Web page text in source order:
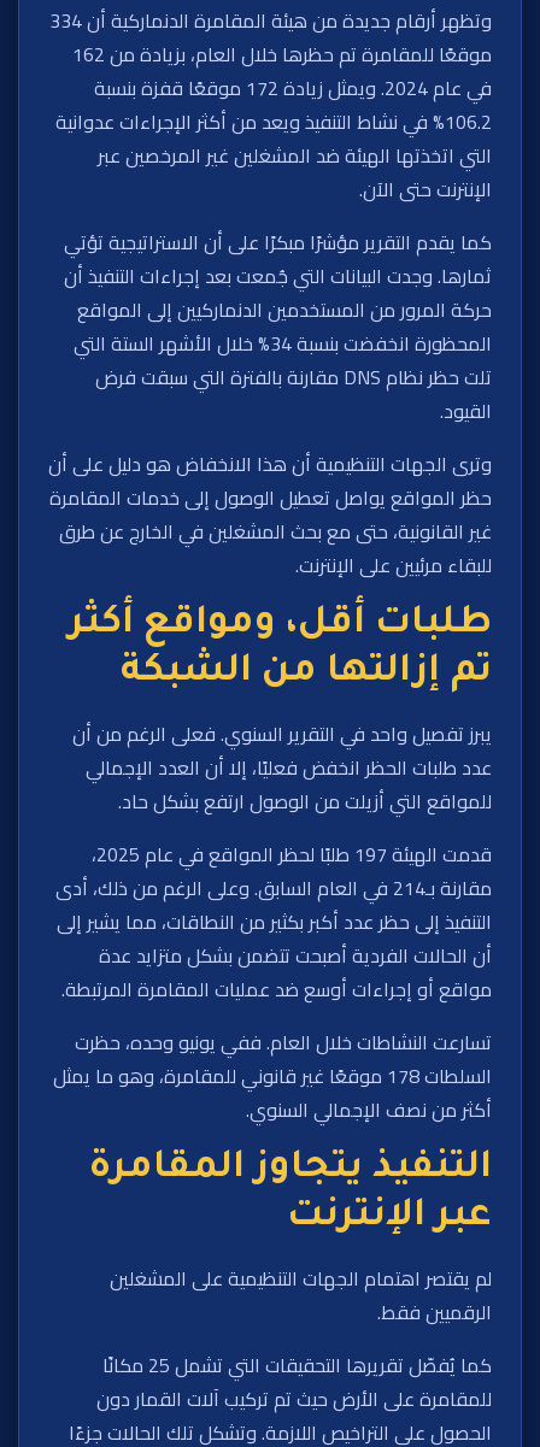
وتظهر أرقام جديدة من هيئة المقامرة الدنماركية أن 334
موقعًا للمقامرة تم حظرها خلال العام، بزيادة من 162
في عام 2024. ويمثل زيادة 172 موقعًا قفزة بنسبة
106.2% في نشاط التنفيذ ويعد من أكثر الإجراءات عدوانية
التي اتخذتها الهيئة ضد المشغلين غير المرخصين عبر
الإنترنت حتى الآن.
كما يقدم التقرير مؤشرًا مبكرًا على أن الاستراتيجية تؤتي
ثمارها. وجدت البيانات التي جُمعت بعد إجراءات التنفيذ أن
حركة المرور من المستخدمين الدنماركيين إلى المواقع
المحظورة انخفضت بنسبة 34% خلال الأشهر الستة التي
تلت حظر نظام DNS مقارنة بالفترة التي سبقت فرض
القيود.
وترى الجهات التنظيمية أن هذا الانخفاض هو دليل على أن
حظر المواقع يواصل تعطيل الوصول إلى خدمات المقامرة
غير القانونية، حتى مع بحث المشغلين في الخارج عن طرق
للبقاء مرئيين على الإنترنت.
طلبات أقل، ومواقع أكثر
تم إزالتها من الشبكة
يبرز تفصيل واحد في التقرير السنوي. فعلى الرغم من أن
عدد طلبات الحظر انخفض فعليًا، إلا أن العدد الإجمالي
للمواقع التي أزيلت من الوصول ارتفع بشكل حاد.
قدمت الهيئة 197 طلبًا لحظر المواقع في عام 2025،
مقارنة بـ214 في العام السابق. وعلى الرغم من ذلك، أدى
التنفيذ إلى حظر عدد أكبر بكثير من النطاقات، مما يشير إلى
أن الحالات الفردية أصبحت تتضمن بشكل متزايد عدة
مواقع أو إجراءات أوسع ضد عمليات المقامرة المرتبطة.
تسارعت النشاطات خلال العام. ففي يونيو وحده، حظرت
السلطات 178 موقعًا غير قانوني للمقامرة، وهو ما يمثل
أكثر من نصف الإجمالي السنوي.
التنفيذ يتجاوز المقامرة
عبر الإنترنت
لم يقتصر اهتمام الجهات التنظيمية على المشغلين
الرقميين فقط.
كما يُفصّل تقريرها التحقيقات التي تشمل 25 مكانًا
للمقامرة على الأرض حيث تم تركيب آلات القمار دون
الحصول على التراخيص اللازمة. وتشكل تلك الحالات جزءًا